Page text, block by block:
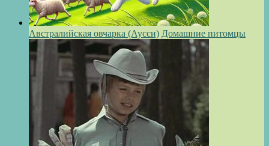
Австралийская овчарка (Аусси) Домашние питомцы